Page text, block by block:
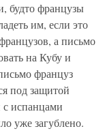
будто французы
им, если это
а письмо
на Кубу и
француз
под защитой
с испанцами
уже загублено.